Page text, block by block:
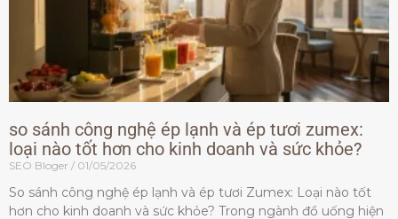
so sánh công nghệ ép lạnh và ép tươi zumex:
loại nào tốt hơn cho kinh doanh và sức khỏe?
SEO Bloger 01/05/2026
So sánh công nghệ ép lạnh và ép tươi Zumex: Loại nào tốt
hơn cho kinh doanh và sức khỏe? Trong ngành đồ uống hiện